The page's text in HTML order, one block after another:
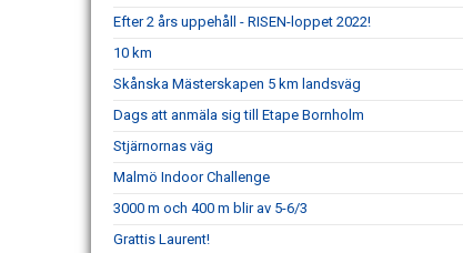
Efter 2 års uppehåll - RISEN-loppet 2022!
10 km
Skånska Mästerskapen 5 km landsväg
Dags att anmäla sig till Etape Bornholm
Stjärnornas väg
Malmö Indoor Challenge
3000 m och 400 m blir av 5-6/3
Grattis Laurent!